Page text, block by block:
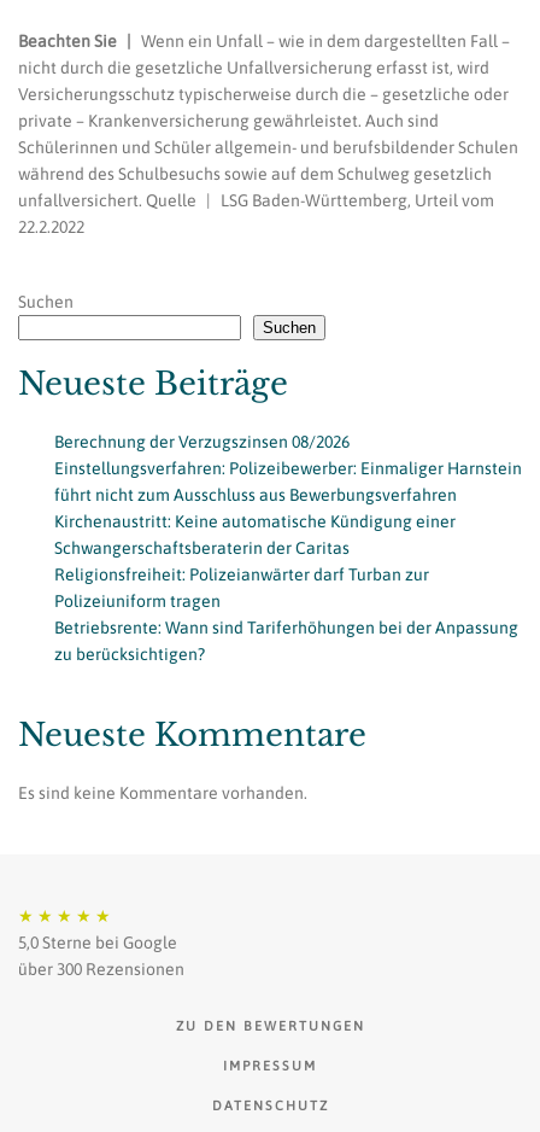
Beachten Sie | Wenn ein Unfall – wie in dem dargestellten Fall –
nicht durch die gesetzliche Unfallversicherung erfasst ist, wird
Versicherungsschutz typischerweise durch die – gesetzliche oder
private – Krankenversicherung gewährleistet. Auch sind
Schülerinnen und Schüler allgemein- und berufsbildender Schulen
während des Schulbesuchs sowie auf dem Schulweg gesetzlich
unfallversichert. Quelle | LSG Baden-Württemberg, Urteil vom
22.2.2022
Suchen
Suchen
Neueste Beiträge
Berechnung der Verzugszinsen 08/2026
Einstellungsverfahren: Polizeibewerber: Einmaliger Harnstein
führt nicht zum Ausschluss aus Bewerbungsverfahren
Kirchenaustritt: Keine automatische Kündigung einer
Schwangerschaftsberaterin der Caritas
Religionsfreiheit: Polizeianwärter darf Turban zur
Polizeiuniform tragen
Betriebsrente: Wann sind Tariferhöhungen bei der Anpassung
zu berücksichtigen?
Neueste Kommentare
Es sind keine Kommentare vorhanden.
★ ★ ★ ★ ★
5,0 Sterne bei Google
über 300 Rezensionen
ZU DEN BEWERTUNGEN
IMPRESSUM
DATENSCHUTZ